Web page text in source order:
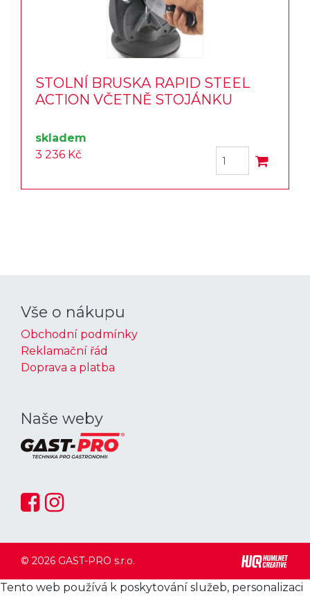
STOLNÍ BRUSKA RAPID STEEL
ACTION VČETNĚ STOJÁNKU
skladem
3 236 Kč
Vše o nákupu
Obchodní podmínky
Reklamační řád
Doprava a platba
Naše weby
© 2026 GAST-PRO s.r.o.
Tento web používá k poskytování služeb, personalizaci